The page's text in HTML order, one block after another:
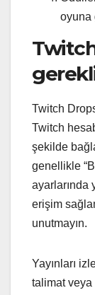
oyuna
Twitch
Twitch
şekilde
genellikle
ayarlarında
erişim
unutmayın.
Yayınları
talimat veya